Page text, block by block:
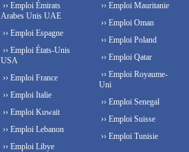
›› Emploi Émirats
Arabes Unis UAE
›› Emploi Espagne
›› Emploi États-Unis
USA
›› Emploi France
›› Emploi Italie
›› Emploi Kuwait
›› Emploi Lebanon
›› Emploi Libye
›› Emploi Mauritanie
›› Emploi Oman
›› Emploi Poland
›› Emploi Qatar
›› Emploi Royaume-
Uni
›› Emploi Senegal
›› Emploi Suisse
›› Emploi Tunisie